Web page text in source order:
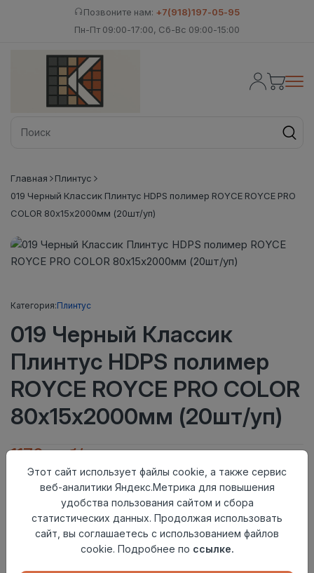
Позвоните нам: +7(918)197-05-95
Пн-Пт 09:00-17:00, Сб-Вс 09:00-15:00
Главная
Плинтус
019 Черный Классик Плинтус HDPS полимер ROYCE ROYCE PRO
COLOR 80х15х2000мм (20шт/уп)
Категория:Плинтус
019 Черный Классик
Плинтус HDPS полимер
ROYCE ROYCE PRO COLOR
80х15х2000мм (20шт/уп)
1170 руб/шт
Плинтус
Товар под заказ
Материал
Осталось13 шт
Этот сайт использует файлы cookie, а также сервис
веб-аналитики Яндекс.Метрика для повышения
удобства пользования сайтом и сбора
статистических данных. Продолжая использовать
сайт, вы соглашаетесь с использованием файлов
cookie. Подробнее по ссылке.